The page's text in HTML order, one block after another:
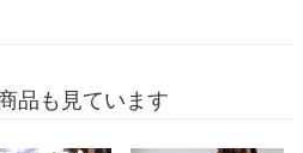
品も見ています